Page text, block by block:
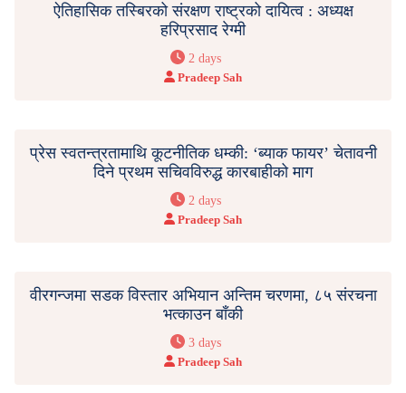
ऐतिहासिक तस्बिरको संरक्षण राष्ट्रको दायित्व : अध्यक्ष
हरिप्रसाद रेग्मी
2 days
Pradeep Sah
प्रेस स्वतन्त्रतामाथि कूटनीतिक धम्की: ‘ब्याक फायर’ चेतावनी
दिने प्रथम सचिवविरुद्ध कारबाहीको माग
2 days
Pradeep Sah
वीरगन्जमा सडक विस्तार अभियान अन्तिम चरणमा, ८५ संरचना
भत्काउन बाँकी
3 days
Pradeep Sah